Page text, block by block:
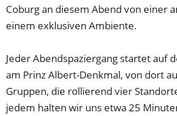
Coburg an diesem Abend von einer
einem exklusiven Ambiente.
Jeder Abendspaziergang startet auf
am Prinz Albert-Denkmal, von dort
Gruppen, die rollierend vier
jedem halten wir uns etwa 25